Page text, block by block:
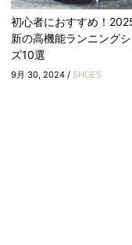
初心者におすすめ！
新の高機能ランニング
ズ10選
9月 30, 2024 / SHOES